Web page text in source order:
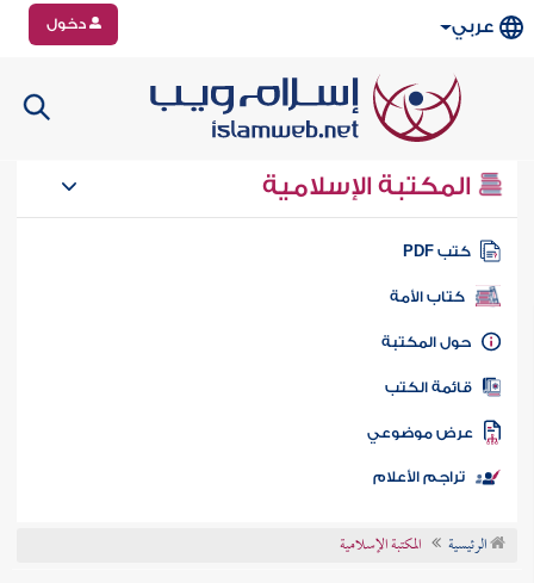
عربي دخول
المكتبة الإسلامية
كتب PDF
كتاب الأمة
المكتبة
الكتب
موضوعي
تراجم الأعلام
الرئيسية المكتبة الإسلامية